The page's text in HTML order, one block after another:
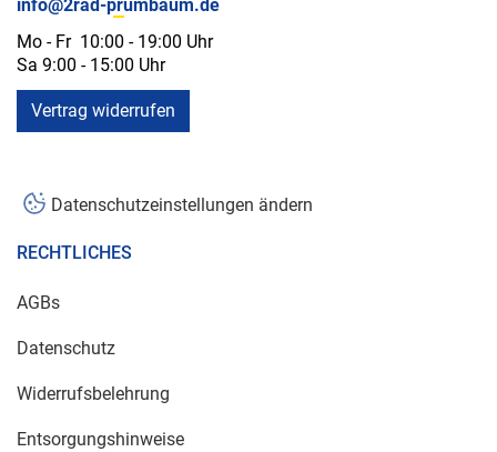
info@2rad-prumbaum.de
Mo - Fr 10:00 - 19:00 Uhr
Sa 9:00 - 15:00 Uhr
Vertrag widerrufen
Datenschutzeinstellungen ändern
RECHTLICHES
AGBs
Datenschutz
Widerrufsbelehrung
Entsorgungshinweise